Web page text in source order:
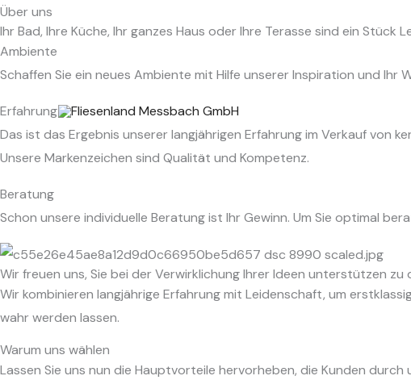
Skip
to
content
Über uns
Ihr Bad, Ihre Küche, Ihr ganzes Haus oder Ihre Terasse sind ein Stück
Ambiente
Schaffen Sie ein neues Ambiente mit Hilfe unserer Inspiration und Ihr
Erfahrung
Das ist das Ergebnis unserer langjährigen Erfahrung im Verkauf von
Unsere Markenzeichen sind Qualität und Kompetenz.
Beratung
Schon unsere individuelle Beratung ist Ihr Gewinn. Um Sie optimal
Wir freuen uns, Sie bei der Verwirklichung Ihrer Ideen unterstützen zu
Wir kombinieren langjährige Erfahrung mit Leidenschaft, um
wahr werden lassen.
Warum uns wählen
Lassen Sie uns nun die Hauptvorteile hervorheben, die Kunden durch